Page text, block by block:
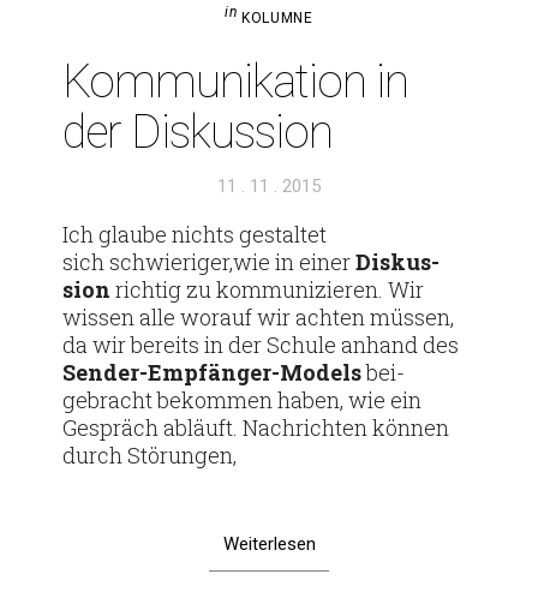
in KOLUMNE
Kom­mu­ni­ka­tion in
der Diskussion
Veröffentlicht
11 . 11 . 2015
Ich glaube nichts gestaltet
sich schwieriger,wie in einerDis­kus­
sion richtig zu kom­mu­ni­zieren. Wir
wissen alle worauf wir achten müssen,
da wir bereits in der Schule anhand des
Sender-Emp­­fänger-Modelsbei­
gebracht bekommen haben, wie ein
Gespräch abläuft. Nach­richten können
durch Störungen,
Weiterlesen